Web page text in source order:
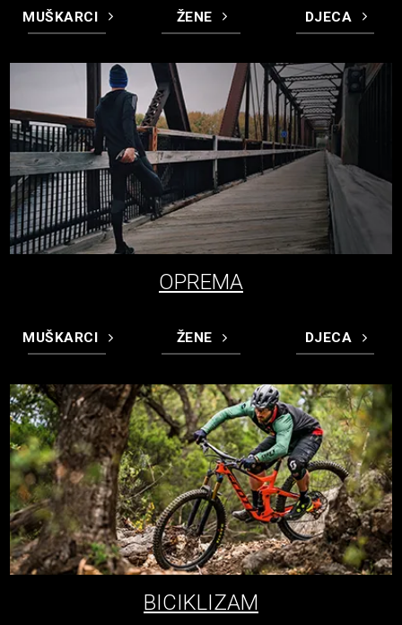
MUŠKARCI ŽENE DJECA
OPREMA
MUŠKARCI ŽENE DJECA
BICIKLIZAM